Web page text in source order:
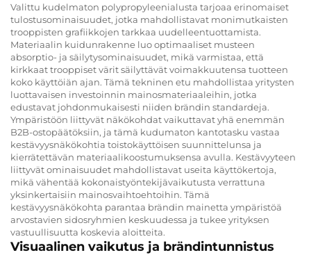
Valittu kudelmaton polypropyleenialusta tarjoaa erinomaiset
tulostusominaisuudet, jotka mahdollistavat monimutkaisten
trooppisten grafiikkojen tarkkaa uudelleentuottamista.
Materiaalin kuidunrakenne luo optimaaliset musteen
absorptio- ja säilytysominaisuudet, mikä varmistaa, että
kirkkaat trooppiset värit säilyttävät voimakkuutensa tuotteen
koko käyttöiän ajan. Tämä tekninen etu mahdollistaa yritysten
luottavaisen investoinnin mainosmateriaaleihin, jotka
edustavat johdonmukaisesti niiden brändin standardeja.
Ympäristöön liittyvät näkökohdat vaikuttavat yhä enemmän
B2B-ostopäätöksiin, ja tämä kudumaton kantotasku vastaa
kestävyysnäkökohtia toistokäyttöisen suunnittelunsa ja
kierrätettävän materiaalikoostumuksensa avulla. Kestävyyteen
liittyvät ominaisuudet mahdollistavat useita käyttökertoja,
mikä vähentää kokonaistyöntekijävaikutusta verrattuna
yksinkertaisiin mainosvaihtoehtoihin. Tämä
kestävyysnäkökohta parantaa brändin mainetta ympäristöä
arvostavien sidosryhmien keskuudessa ja tukee yrityksen
vastuullisuutta koskevia aloitteita.
Visuaalinen vaikutus ja brändintunnistus